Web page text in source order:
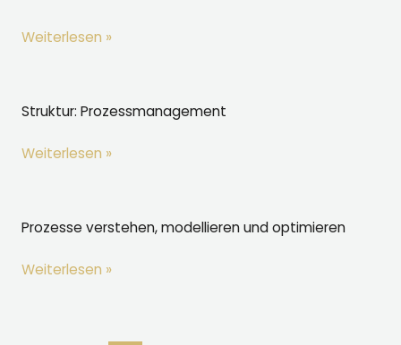
in
bringen
Effiziente
einfach
verständlich
Weiterlesen »
Struktur: Prozessmanagement
Struktur:
Weiterlesen »
Prozesse verstehen, modellieren und optimieren
Prozesse
Weiterlesen »